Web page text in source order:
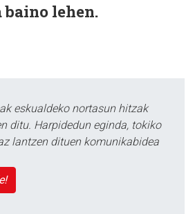
baino lehen.
eskualdeko nortasun hitzak
ditu. Harpidedun eginda, tokiko
lantzen dituen komunikabidea